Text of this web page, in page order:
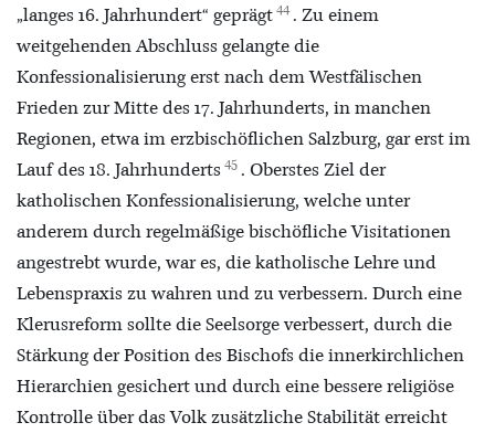
„langes 16. Jahrhundert“ geprägt 44 . Zu einem
weitgehenden Abschluss gelangte die
Konfessionalisierung erst nach dem Westfälischen
Frieden zur Mitte des 17. Jahrhunderts, in manchen
Regionen, etwa im erzbischöflichen Salzburg, gar erst im
Lauf des 18. Jahrhunderts 45 . Oberstes Ziel der
katholischen Konfessionalisierung, welche unter
anderem durch regelmäßige bischöfliche Visitationen
angestrebt wurde, war es, die katholische Lehre und
Lebenspraxis zu wahren und zu verbessern. Durch eine
Klerusreform sollte die Seelsorge verbessert, durch die
Stärkung der Position des Bischofs die innerkirchlichen
Hierarchien gesichert und durch eine bessere religiöse
Kontrolle über das Volk zusätzliche Stabilität erreicht